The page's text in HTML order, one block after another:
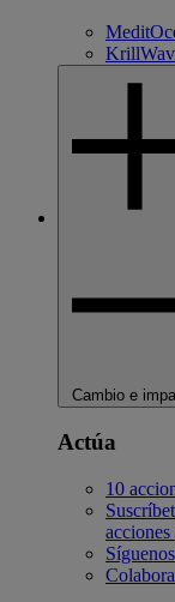
Cambio e
Actúa
10
acciones